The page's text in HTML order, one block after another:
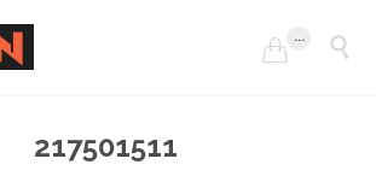

... 
217501511